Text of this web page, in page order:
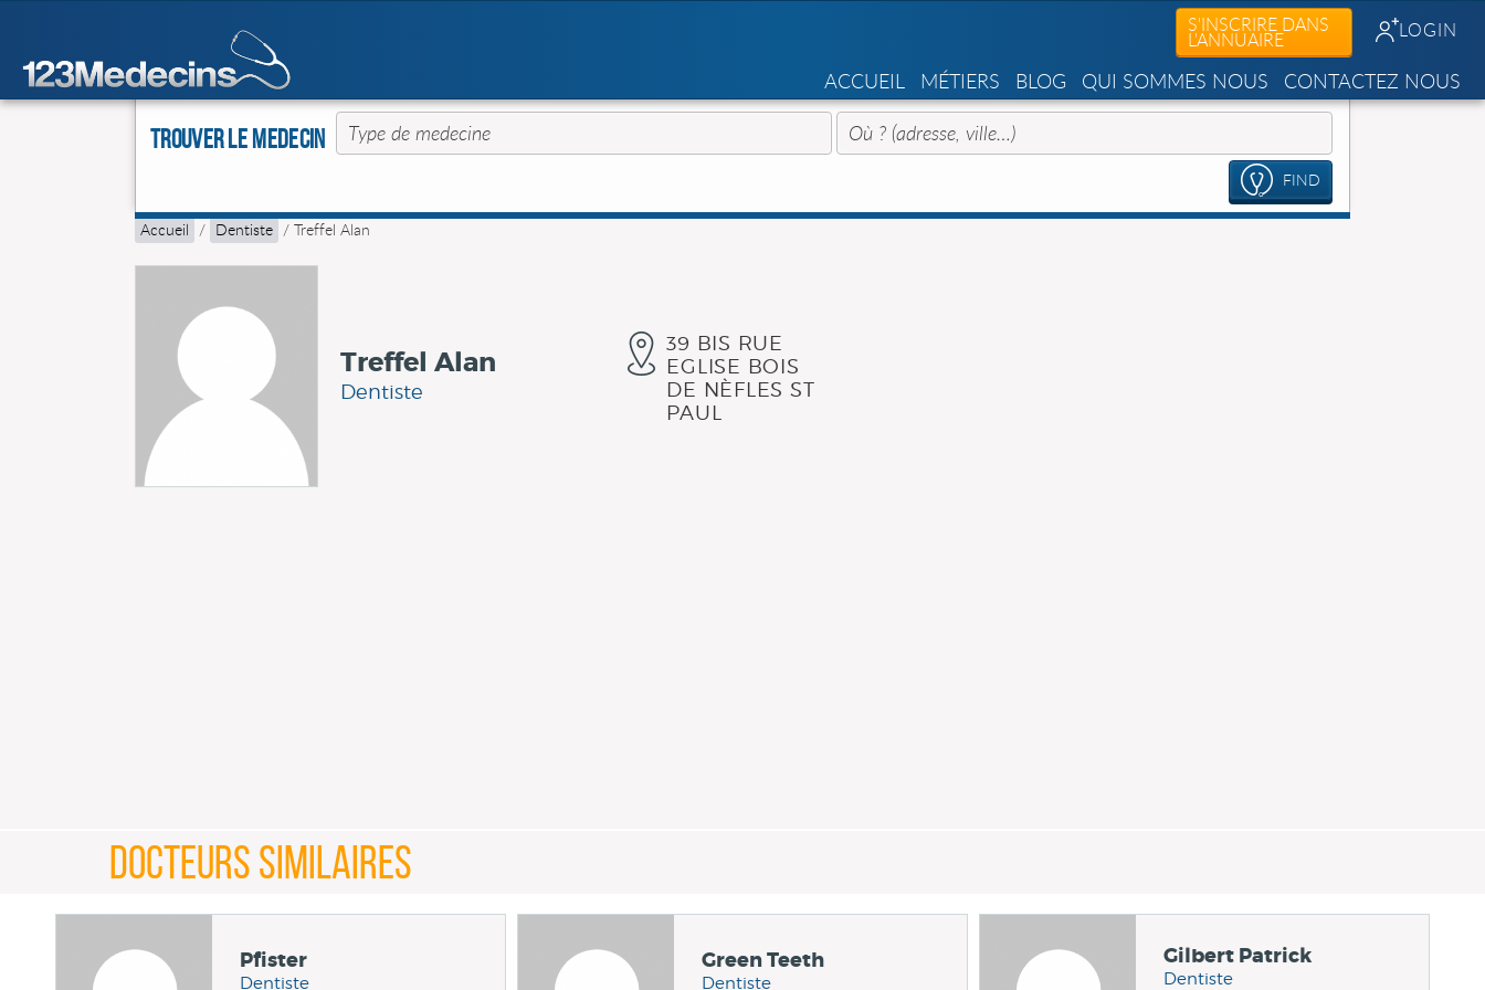
S'INSCRIRE DANS
L'ANNUAIRE LOGIN
ACCUEIL MÉTIERS BLOG QUI SOMMES NOUS CONTACTEZ NOUS
Trouver le Medecin
FIND
Accueil / Dentiste / Treffel Alan
Treffel Alan
Dentiste
39 BIS RUE
EGLISE BOIS
DE NÈFLES ST
PAUL
DOCTEURS SIMILAIRES
Pfister
Dentiste
Green Teeth
Dentiste
Gilbert Patrick
Dentiste